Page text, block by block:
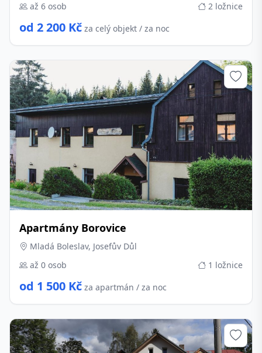
až 6 osob
2 ložnice
od 2 200 Kč za celý objekt / za noc
Apartmány Borovice
Mladá Boleslav, Josefův Důl
až 0 osob
1 ložnice
od 1 500 Kč za apartmán / za noc